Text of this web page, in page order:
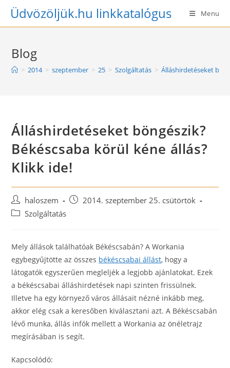
SkipÜdvözöljük.hu linkkatalógus Menu
Blog
> 2014 > szeptember > 25 > Szolgáltatás > Álláshirdetéseket
Álláshirdetéseket böngészik?
Békéscsaba körül kéne állás?
Klikk ide!
Post
author:
haloszem
Post2014. szeptember 25. csütörtök
PostSzolgáltatás
Mely állások találhatóak Békéscsabán? A Workania
egybegyűjtötte az összes békéscsabai állást, hogy a
látogatók egyszerűen megleljék a legjobb ajánlatokat. Ezek
a békéscsabai álláshirdetések napi szinten frissülnek.
Illetve ha egy környező város állásait nézné inkább meg,
akkor elég csak a keresőben kiválasztani azt. A Békéscsabán
lévő munka, állás infók mellett a Workania az önéletrajz
megírásában is segít.
Kapcsolódó: